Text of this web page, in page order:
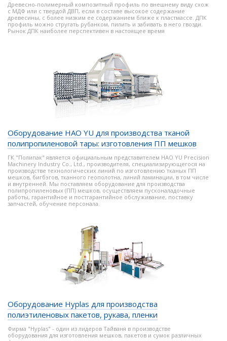
Древесно-полимерный композитный профиль по внешнему виду схож
с МДФ или с твердой ДВП, если в составе высокое содержание
древесины, с более низким ее содержанием ближе к пластмассе. ДПК
профиль можно стругать рубанком, пилить и забивать в него гвозди.
Рынок ДПК наиболее перспективен в настоящее время
Оборудование HAO YU для производства тканой
полипропиленовой тары: изготовления ПП мешков
ГК "Полипак" является официальным представителем HAO YU Precision
Machinery Industry Co., Ltd., производителя, специализирующегося на
производстве технологических линий по изготовлению тканых ПП
мешков, бигбэгов, тканного геополотна, линий ламинации, в том числе
и внутренней. Мы поставляем оборудование для производства
полипропиленовых (ПП) мешков, осуществляем пусконаладочные
работы, гарантийное и постгарантийное обслуживание, поставку
запчастей, обучение персонала.
Оборудование Hyplas для производства
полиэтиленовых пакетов, рукава, пленки
Фирма "Hyplas" - один из лидеров Тайваня в производстве
оборудования для изготовления мешков, пакетов и сумок различных